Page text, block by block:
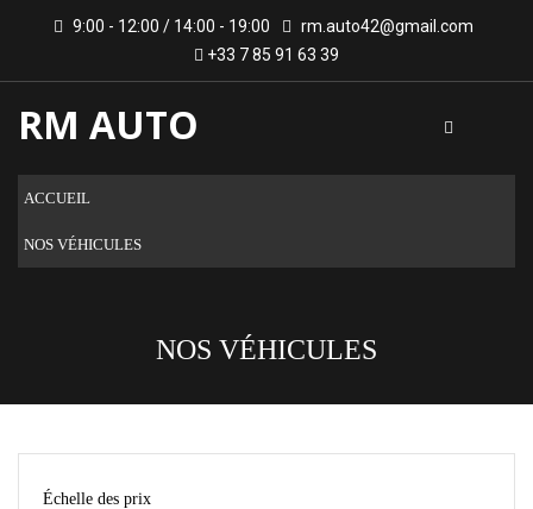
9:00 - 12:00 / 14:00 - 19:00
rm.auto42@gmail.com
+33 7 85 91 63 39
RM AUTO
ACCUEIL
NOS VÉHICULES
NOS VÉHICULES
Échelle des prix